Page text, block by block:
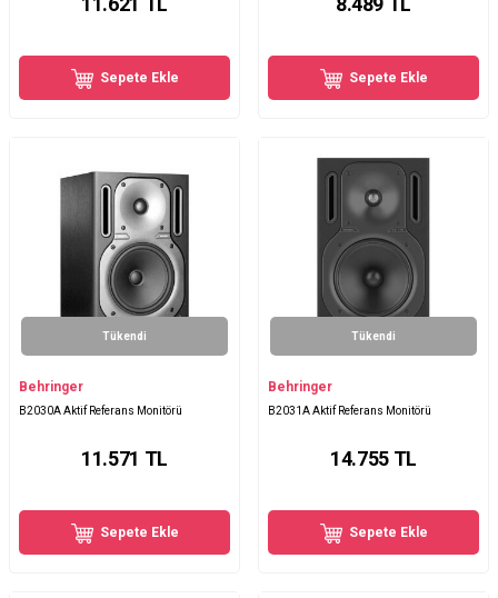
Sepete Ekle Sepete Ekle
Tükendi
Behringer
B2030A Aktif Referans Monitörü
11.571 TL
Sepete Ekle
Tükendi
Behringer
B2031A Aktif Referans Monitörü
14.755TL
Sepete Ekle